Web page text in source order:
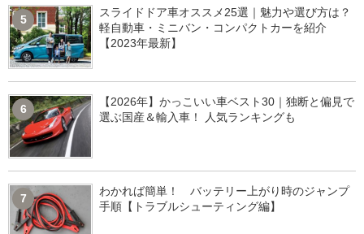
5
スライドドア車オススメ25選｜魅力や選び方は？
軽自動車・ミニバン・コンパクトカーを紹介
【2023年最新】
6
【2026年】かっこいい車ベスト30｜独断と偏見で
選ぶ国産＆輸入車！ 人気ランキングも
7
わかれば簡単！ バッテリー上がり時のジャンプ
手順【トラブルシューティング編】